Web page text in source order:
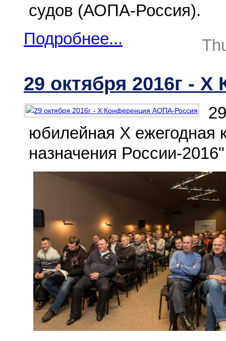
судов (АОПА-Россия).
Подробнее...
29 октября 2016г -
юбилейная X ежегодная
назначения России-